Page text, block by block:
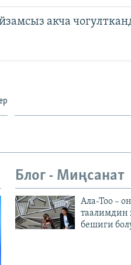
акча
Блог - Миңсанат
Ала-Тоо –
таалимдин
бешиги